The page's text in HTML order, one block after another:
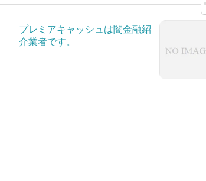
プレミアキャッシュは闇金融紹
介業者です。